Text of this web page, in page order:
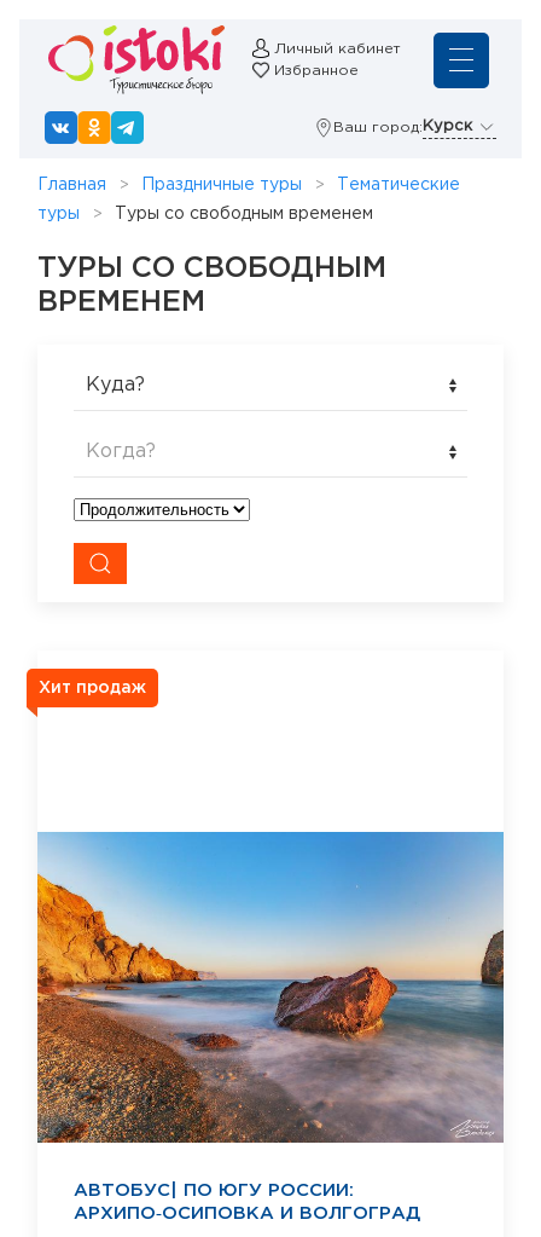
Личный кабинет
Избранное
Ваш город: Курск
Главная Праздничные туры
Тематические
туры
Туры со свободным временем
ТУРЫ СО СВОБОДНЫМ
ВРЕМЕНЕМ
Куда?
Когда?
Хит продаж
АВТОБУС| ПО ЮГУ РОССИИ:
АРХИПО‑ОСИПОВКА И ВОЛГОГРАД